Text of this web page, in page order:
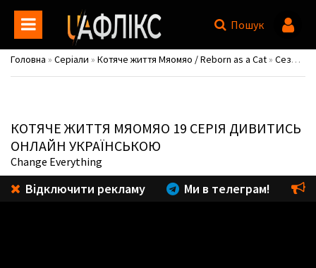
Пошук
Головна » Серіали » Котяче життя Мяомяо / Reborn as a Cat » Сезон 1
КОТЯЧЕ ЖИТТЯ МЯОМЯО 19 СЕРІЯ ДИВИТИСЬ
ОНЛАЙН УКРАЇНСЬКОЮ
Change Everything
Відключити рекламу Ми в телеграм!